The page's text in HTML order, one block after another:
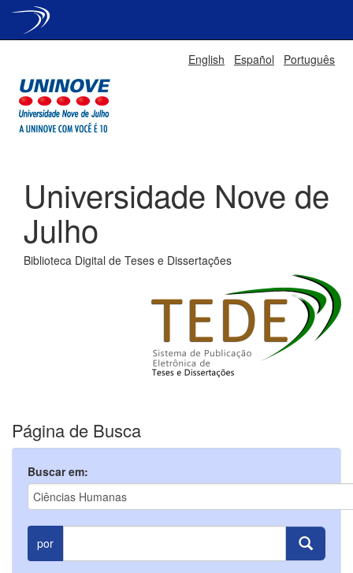
English Español Português
Universidade Nove de
Julho
Biblioteca Digital de Teses e Dissertações
Página de Busca
Buscar em:
por